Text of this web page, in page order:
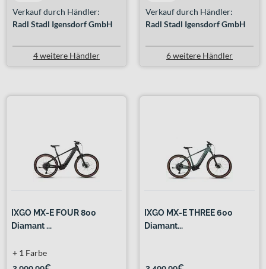
Verkauf durch Händler:
Radl Stadl Igensdorf GmbH
4 weitere Händler
Verkauf durch Händler:
Radl Stadl Igensdorf GmbH
6 weitere Händler
IXGO MX-E FOUR 800
Diamant ...
+ 1 Farbe
IXGO MX-E THREE 600
Diamant...